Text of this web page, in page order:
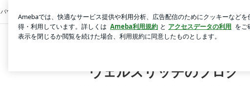
バウムと思わなければいいという次男 新規登録
ヴェルスリッチのブログ